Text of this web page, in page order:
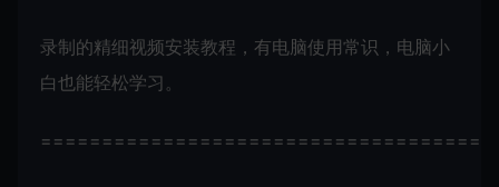
录制的精细视频安装教程，有电脑使用常识，电脑小
白也能轻松学习。